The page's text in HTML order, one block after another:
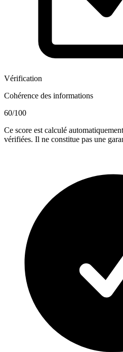
Vérification
Cohérence des informations
60/100
Ce score est calculé
vérifiées. Il ne constitue pas une